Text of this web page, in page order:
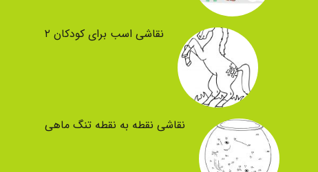
نقاشی اسب برای کودکان ۲
نقاشی نقطه به نقطه تنگ ماهی